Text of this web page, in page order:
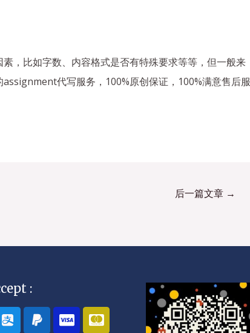
，比如字数、内容格式是否有特殊要求等等，但一般来
代写服务，100%原创保证，100%满意售后服
后一篇文章 →
:
A
l
P
a
C
c
C
c